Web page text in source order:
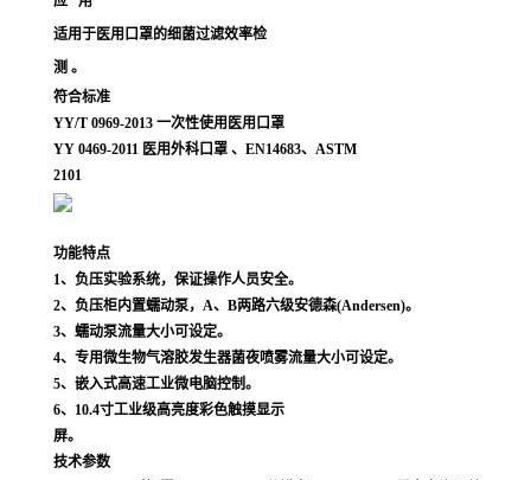
适用于医用口罩的细菌过滤效率检
测 。
符合标准
YY/T 0969-2013 一次性使用医用口罩
YY 0469-2011 医用外科口罩 、 EN14683、ASTM
2101
功能特点
1、负压实验系统，保证操作人员安全。
2、负压柜内置蠕动泵，A、B两路六级安德森(Andersen)。
3、蠕动泵流量大小可设定。
4、专用微生物气溶胶发生器菌夜喷雾流量大小可设定。
5、嵌入式高速工业微电脑控制。
6、10.4寸工业级高亮度彩色触摸显示
屏。
技术参数